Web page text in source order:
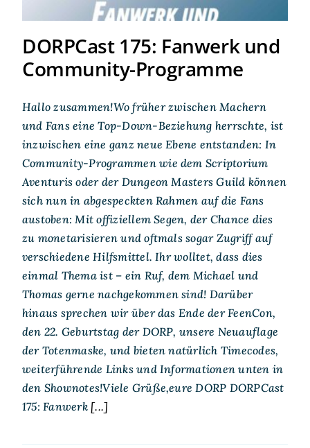
DORPCast 175: Fanwerk und
Community-Programme
Hallo zusammen!Wo früher zwischen Machern
und Fans eine Top-Down-Beziehung herrschte, ist
inzwischen eine ganz neue Ebene entstanden: In
Community-Programmen wie dem Scriptorium
Aventuris oder der Dungeon Masters Guild können
sich nun in abgespeckten Rahmen auf die Fans
austoben: Mit offiziellem Segen, der Chance dies
zu monetarisieren und oftmals sogar Zugriff auf
verschiedene Hilfsmittel. Ihr wolltet, dass dies
einmal Thema ist – ein Ruf, dem Michael und
Thomas gerne nachgekommen sind! Darüber
hinaus sprechen wir über das Ende der FeenCon,
den 22. Geburtstag der DORP, unsere Neuauflage
der Totenmaske, und bieten natürlich Timecodes,
weiterführende Links und Informationen unten in
den Shownotes!Viele Grüße,eure DORP DORPCast
175: Fanwerk[...]